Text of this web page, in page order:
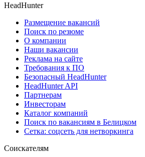
HeadHunter
Размещение вакансий
Поиск по резюме
О компании
Наши вакансии
Реклама на сайте
Требования к ПО
Безопасный HeadHunter
HeadHunter API
Партнерам
Инвесторам
Каталог компаний
Поиск по вакансиям в Белицком
Сетка: соцсеть для нетворкинга
Соискателям